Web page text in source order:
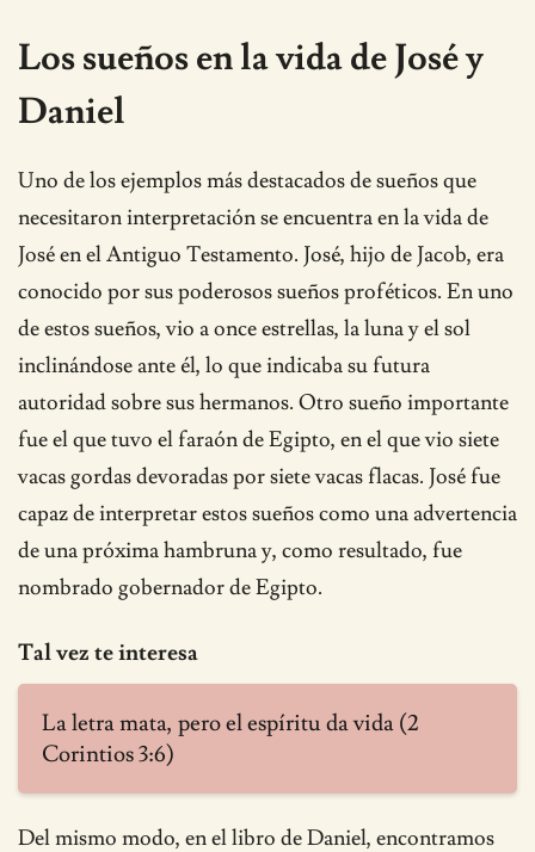
Los sueños en la vida de José y
Daniel
Uno de los ejemplos más destacados de sueños que
necesitaron interpretación se encuentra en la vida de
José en el Antiguo Testamento. José, hijo de Jacob, era
conocido por sus poderosos sueños proféticos. En uno
de estos sueños, vio a once estrellas, la luna y el sol
inclinándose ante él, lo que indicaba su futura
autoridad sobre sus hermanos. Otro sueño importante
fue el que tuvo el faraón de Egipto, en el que vio siete
vacas gordas devoradas por siete vacas flacas. José fue
capaz de interpretar estos sueños como una advertencia
de una próxima hambruna y, como resultado, fue
nombrado gobernador de Egipto.
Tal vez te interesa
La letra mata, pero el espíritu da vida (2
Corintios 3:6)
Del mismo modo, en el libro de Daniel, encontramos